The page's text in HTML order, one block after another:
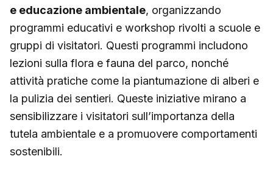
e educazione ambientale, organizzando
programmi educativi e workshop rivolti a scuole e
gruppi di visitatori. Questi programmi includono
lezioni sulla flora e fauna del parco, nonché
attività pratiche come la piantumazione di alberi e
la pulizia dei sentieri. Queste iniziative mirano a
sensibilizzare i visitatori sull’importanza della
tutela ambientale e a promuovere comportamenti
sostenibili.